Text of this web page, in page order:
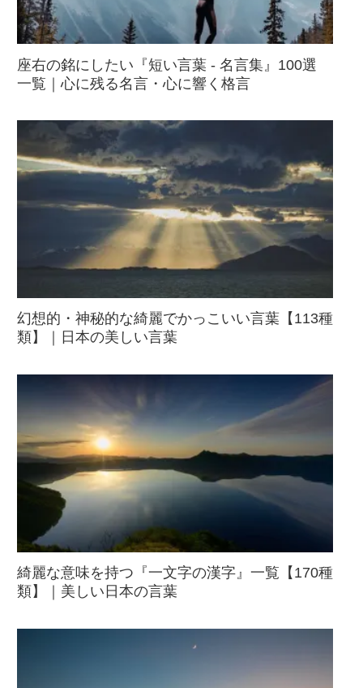
座右の銘にしたい『短い言葉 - 名言集』100選
一覧｜心に残る名言・心に響く格言
幻想的・神秘的な綺麗でかっこいい言葉【113種
類】｜日本の美しい言葉
綺麗な意味を持つ『一文字の漢字』一覧【170種
類】｜美しい日本の言葉